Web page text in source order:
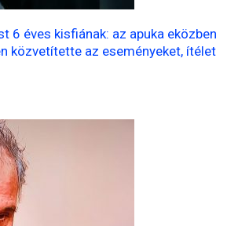
6 éves kisfiának: az apuka eközben
közvetítette az eseményeket, ítélet